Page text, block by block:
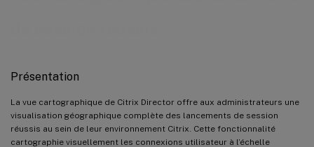
Présentation
La vue cartographique de Citrix Director offre aux administrateurs une
visualisation géographique complète des lancements de session
réussis au sein de leur environnement Citrix. Cette fonctionnalité
cartographie visuellement les connexions utilisateur à l’échelle
Utilisation de la vue cartographique
Dépannage des performances régionales
Planification de la capacité